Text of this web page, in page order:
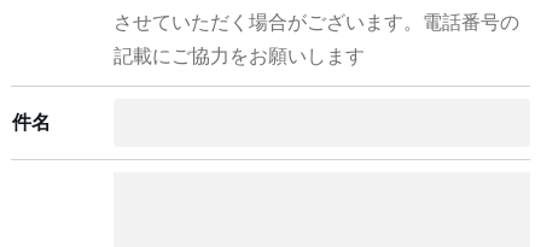
させていただく場合がございます。電話番号の
記載にご協力をお願いします
件名